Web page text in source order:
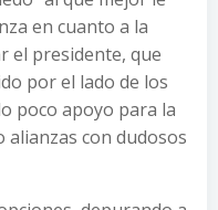
en cuanto a la
el presidente, que
por el lado de los
poco apoyo para la
con dudosos